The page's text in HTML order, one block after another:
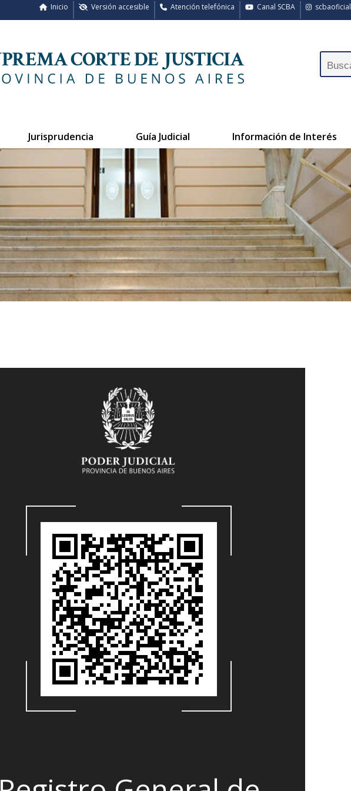
scbaoficial
Canal SCBA
Atención telefónica
Versión accesible
Inicio
Jurisprudencia Guía Judicial Información de Interés